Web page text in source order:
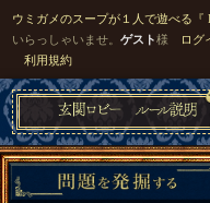
ウミガメのスープが１人で遊べる『
いらっしゃいませ。ゲスト様 ログ
利用規約